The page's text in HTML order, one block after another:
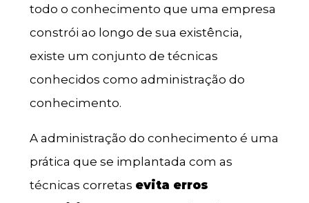
todo o conhecimento que uma empresa
constrói ao longo de sua existência,
existe um conjunto de técnicas
conhecidos como administração do
conhecimento.
A administração do conhecimento é uma
prática que se implantada com as
técnicas corretas evita erros